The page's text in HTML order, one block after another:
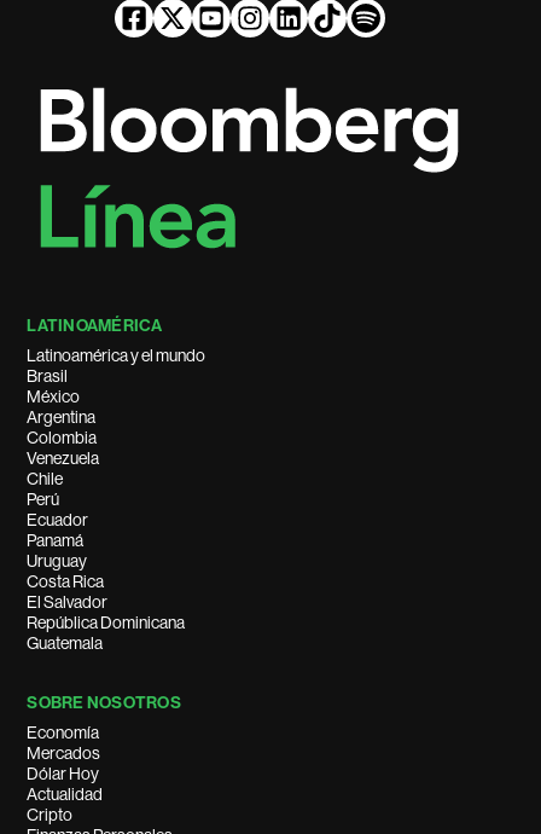
LATINOAMÉRICA
Latinoamérica y el mundo
Brasil
México
Argentina
Colombia
Venezuela
Chile
Perú
Ecuador
Panamá
Uruguay
Costa Rica
El Salvador
República Dominicana
Guatemala
SOBRE NOSOTROS
Economía
Mercados
Dólar Hoy
Actualidad
Cripto